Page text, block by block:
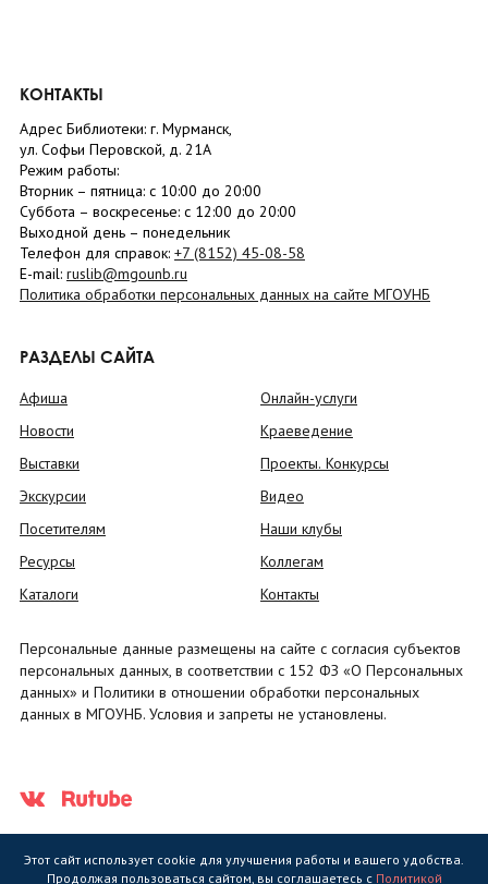
КОНТАКТЫ
Адрес Библиотеки: г. Мурманск,
ул. Софьи Перовской, д. 21А
Режим работы:
Вторник – пятница: с 10:00 до 20:00
Суббота – воскресенье: c 12:00 до 20:00
Выходной день – понедельник
Телефон для справок: +7 (8152) 45-08-58
E-mail: ruslib@mgounb.ru
Политика обработки персональных данных на сайте МГОУНБ
РАЗДЕЛЫ САЙТА
Афиша
Новости
Выставки
Экскурсии
Посетителям
Ресурсы
Каталоги
Онлайн-услуги
Краеведение
Проекты. Конкурсы
Видео
Наши клубы
Коллегам
Контакты
Персональные данные размещены на сайте с согласия субъектов
персональных данных, в соответствии с 152 ФЗ «О Персональных
данных» и Политики в отношении обработки персональных
данных в МГОУНБ. Условия и запреты не установлены.
Этот сайт использует cookie для улучшения работы и вашего удобства.
Продолжая пользоваться сайтом, вы соглашаетесь с Политикой